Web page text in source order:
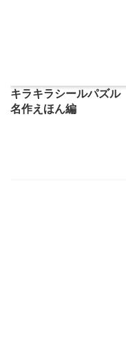
キラキラシールパズル
名作えほん編